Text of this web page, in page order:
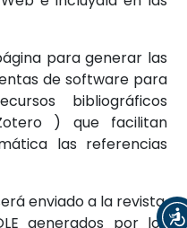
para generar las
de software para
bibliográficos
) que facilitan
las referencias
enviado a la revista,
generados por los